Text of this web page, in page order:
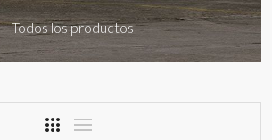
Todos los productos